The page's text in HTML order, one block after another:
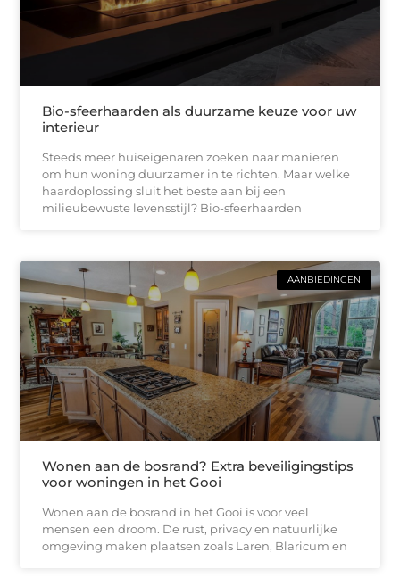
Bio-sfeerhaarden als duurzame keuze voor uw
interieur
Steeds meer huiseigenaren zoeken naar manieren
om hun woning duurzamer in te richten. Maar welke
haardoplossing sluit het beste aan bij een
milieubewuste levensstijl? Bio-sfeerhaarden
AANBIEDINGEN
Wonen aan de bosrand? Extra beveiligingstips
voor woningen in het Gooi
Wonen aan de bosrand in het Gooi is voor veel
mensen een droom. De rust, privacy en natuurlijke
omgeving maken plaatsen zoals Laren, Blaricum en